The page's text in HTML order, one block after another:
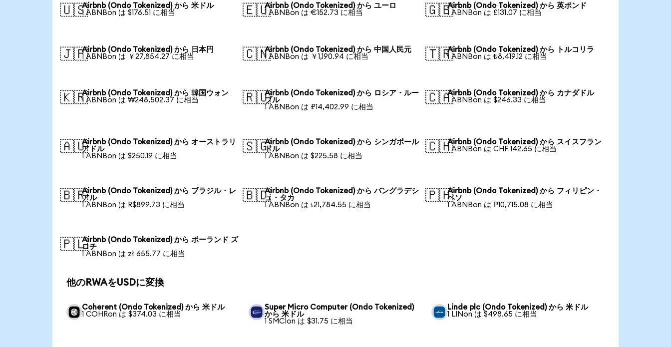
🇺🇸Airbnb (Ondo Tokenized) から 米ドル
1 ABNBon は $176.51 に相当
🇪🇺Airbnb (Ondo Tokenized) から ユーロ
1 ABNBon は €152.73 に相当
🇬🇧Airbnb (Ondo Tokenized) から 英ポンド
1 ABNBon は £131.07 に相当
🇯🇵Airbnb (Ondo Tokenized) から 日本円
1 ABNBon は ￥27,854.27 に相当
🇨🇳Airbnb (Ondo Tokenized) から 中国人民元
1 ABNBon は ￥1,190.94 に相当
🇹🇷Airbnb (Ondo Tokenized) から トルコリラ
1 ABNBon は ₺8,419.12 に相当
🇰🇷Airbnb (Ondo Tokenized) から 韓国ウォン
1 ABNBon は ₩248,502.37 に相当
🇷🇺Airbnb (Ondo Tokenized) から ロシア・ルー
ブル
1 ABNBon は ₽14,402.99 に相当
🇨🇦Airbnb (Ondo Tokenized) から カナダドル
1 ABNBon は $246.33 に相当
🇦🇺Airbnb (Ondo Tokenized) から オーストラリ
アドル
1 ABNBon は $250.19 に相当
🇸🇬Airbnb (Ondo Tokenized) から シンガポール
ドル
1 ABNBon は $225.58 に相当
🇨🇭Airbnb (Ondo Tokenized) から スイスフラン
1 ABNBon は CHF 142.65 に相当
🇧🇷Airbnb (Ondo Tokenized) から ブラジル・レ
アル
1 ABNBon は R$899.73 に相当
🇧🇩Airbnb (Ondo Tokenized) から バングラデシ
ュ・タカ
1 ABNBon は ৳21,784.55 に相当
🇵🇭Airbnb (Ondo Tokenized) から フィリピン・
ペソ
1 ABNBon は ₱10,715.08 に相当
🇵🇱Airbnb (Ondo Tokenized) から ポーランド ズ
ロチ
1 ABNBon は zł 655.77 に相当
他のRWAをUSDに変換
Coherent (Ondo Tokenized) から 米ドル
1 COHRon は $374.03 に相当
Super Micro Computer (Ondo Tokenized)
から 米ドル
1 SMCIon は $31.75 に相当
Linde plc (Ondo Tokenized) から 米ドル
1 LINon は $498.65 に相当